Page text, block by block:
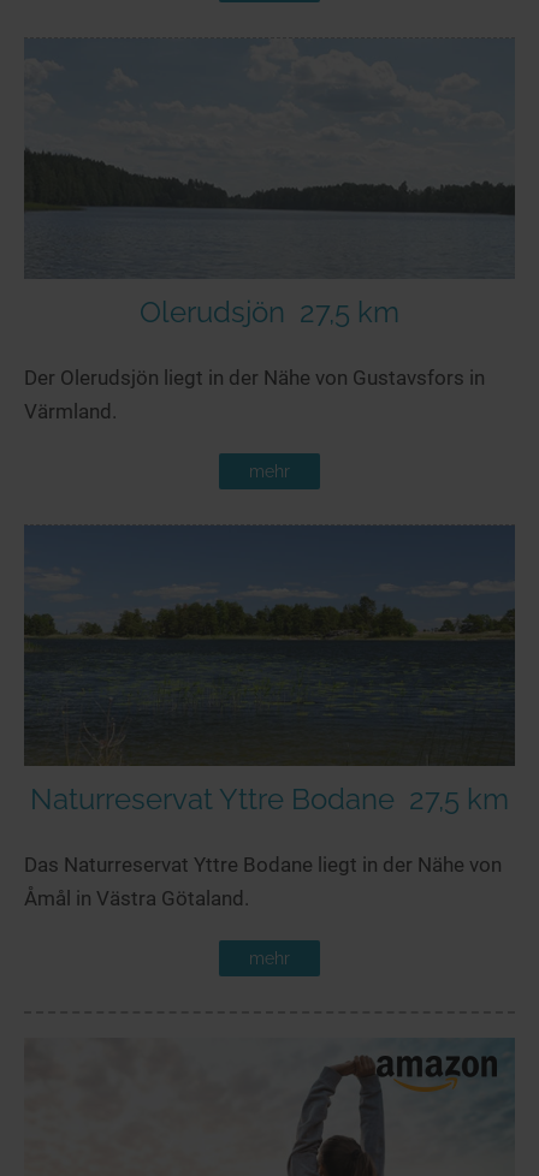
Olerudsjön 27,5 km
Der Olerudsjön liegt in der Nähe von Gustavsfors in
Värmland.
mehr
Naturreservat Yttre Bodane 27,5 km
Das Naturreservat Yttre Bodane liegt in der Nähe von
Åmål in Västra Götaland.
mehr